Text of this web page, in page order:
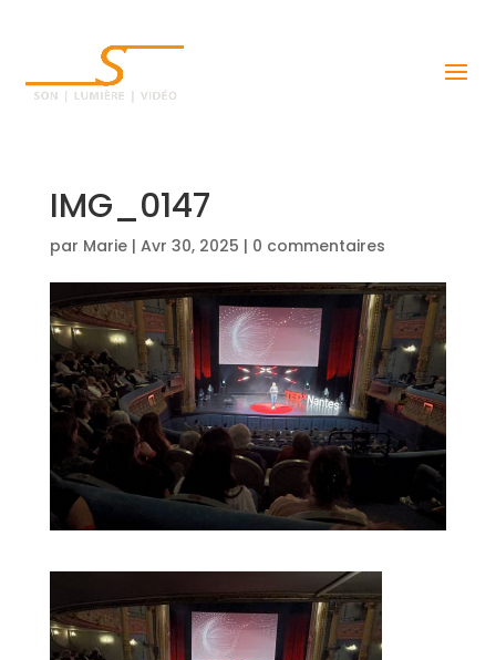
IMG_0147
par Marie| Avr 30, 2025 | 0 commentaires